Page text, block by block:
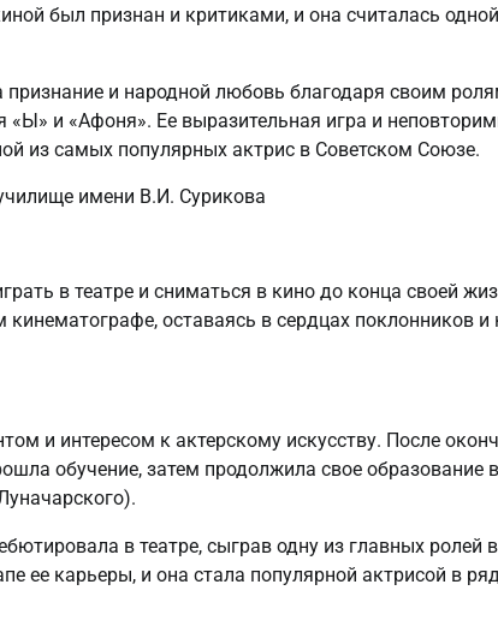
был признан и критиками, и она считалась
признание и народной любовь благодаря своим
и «Афоня». Ее выразительная игра и
из самых популярных актрис в Советском Союзе.
имени В.И. Сурикова
в театре и сниматься в кино до конца своей
оставаясь в сердцах поклонников и
и интересом к актерскому искусству. После
обучение, затем продолжила свое образование
в театре, сыграв одну из главных ролей
ее карьеры, и она стала популярной актрисой в